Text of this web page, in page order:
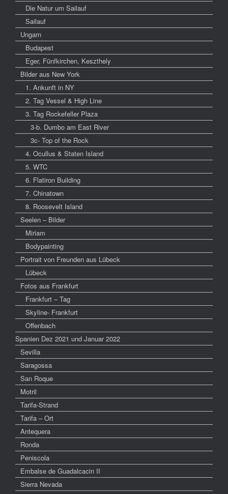
Die Natur um Sailauf
Sailauf
Ungarn
Budapest
Eger, Fünfkirchen, Keszthely
Bilder aus New York
1. Ankunft in NY
2. Tag Vessel & High Line
3. Tag Rockefeller Plaza
3-b. Dumbo am East River
3c- Top of the Rock
4. Ocullus & Staten Island
5. WTC
6. Flatiron Building
7. Chinatown
8. Roosevelt Island
Seelen – Bilder
Miriam
Bodypainting
Portrait von Freunden aus Lübeck
Lübeck
Fotos aus Frankfurt
Frankfurt – Tag
Skyline- Frankfurt
Offenbach
Spanien Dez 2021 und Januar 2022
Sevilla
Saragossa
San Roque
Motril
Tarifa-Strand
Tarifa – Ort
Antequera
Ronda
Peniscola
Embalse de Guadalcacin II
Sierra Nevada